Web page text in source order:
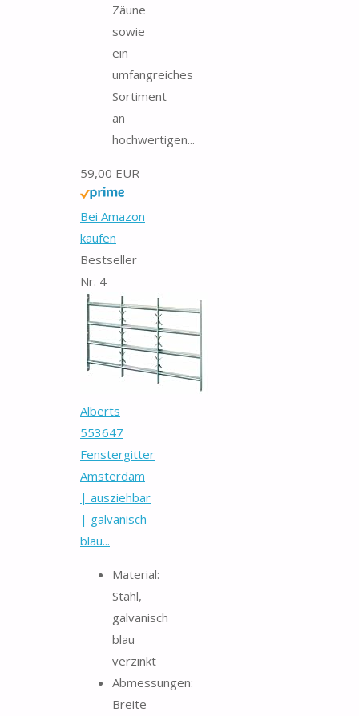
Zäune
sowie
ein
umfangreiches
Sortiment
an
hochwertigen...
59,00 EUR
Bei Amazon
kaufen
Bestseller
Nr. 4
Alberts
553647
Fenstergitter
Amsterdam
| ausziehbar
| galvanisch
blau...
Material:
Stahl,
galvanisch
blau
verzinkt
Abmessungen:
Breite